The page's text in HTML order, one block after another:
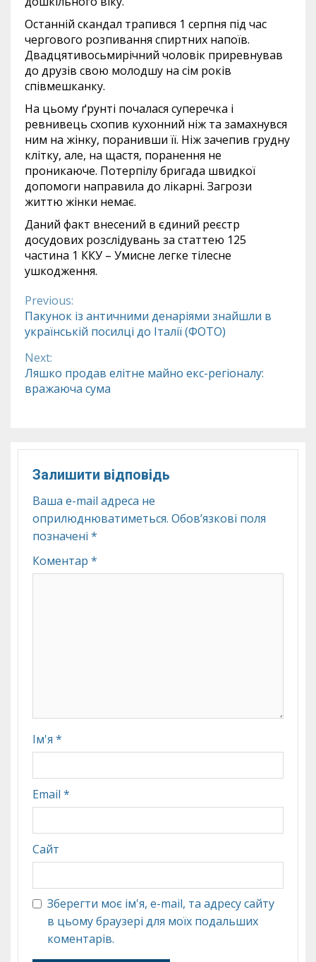
Останній скандал трапився 1 серпня під час
чергового розпивання спиртних напоїв.
Двадцятивосьмирічний чоловік приревнував
до друзів свою молодшу на сім років
співмешканку.
На цьому ґрунті почалася суперечка і
ревнивець схопив кухонний ніж та замахнувся
ним на жінку, поранивши її. Ніж зачепив грудну
клітку, але, на щастя, поранення не
проникаюче. Потерпілу бригада швидкої
допомоги направила до лікарні. Загрози
життю жінки немає.
Даний факт внесений в єдиний реєстр
досудових розслідувань за статтею 125
частина 1 ККУ – Умисне легке тілесне
ушкодження.
Continue
Reading
Previous:
Пакунок із античними денаріями знайшли в
українській посилці до Італії (ФОТО)
Next:
Ляшко продав елітне майно екс-регіоналу:
вражаюча сума
Залишити відповідь
Ваша e-mail адреса не
оприлюднюватиметься. Обов’язкові поля
позначені *
Коментар *
Ім'я *
Email *
Сайт
Зберегти моє ім'я, e-mail, та адресу сайту
в цьому браузері для моїх подальших
коментарів.